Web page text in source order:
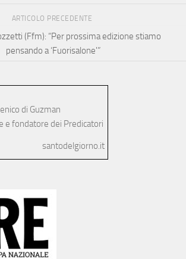
ARTICOLO PRECEDENTE
(Ffm): “Per prossima edizione stiamo
pensando a ‘Fuorisalone'”
di Guzman
e fondatore dei Predicatori
santodelgiorno.it